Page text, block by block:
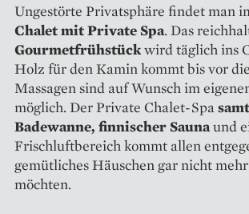
Ungestörte Privatsphäre findet man
Chalet mit Private Spa. Das
Gourmetfrühstückwird täglich ins
Holz für den Kamin kommt bis vor
Massagen sind auf Wunsch im
möglich. Der Private Chalet-Spa
Badewanne, finnischer Saunaund
Frischluftbereich kommt allen
gemütliches Häuschen gar nicht
möchten.